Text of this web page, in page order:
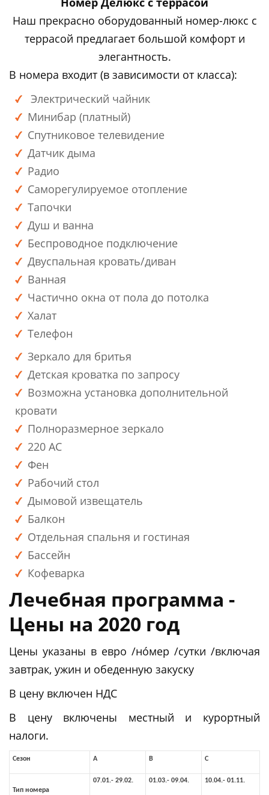
Наш прекрасно оборудованный номер-люкс с
террасой предлагает большой комфорт и
элегантность.
В номера входит (в зависимости от класса):
Электрический чайник
Минибар (платный)
Спутниковое телевидение
Датчик дыма
Радио
Саморегулируемое отопление
Тапочки
Душ и ванна
Беспроводное подключение
Двуспальная кровать/диван
Ванная
Частично окна от пола до потолка
Халат
Телефон
Зеркало для бритья
Детская кроватка по запросу
Возможна установка дополнительной
кровати
Полноразмерное зеркало
220 AC
Фен
Рабочий стол
Дымовой извещатель
Балкон
Отдельная спальня и гостиная
Бассейн
Кофеварка
Лечебная программа -
Цены на 2020 год
Цены указаны в евро /но́мер /сутки /включая
завтрак, ужин и обеденную закуску
В цену включен НДС
В цену включены местный и курортный
налоги.
Сезон A B C
Тип номера
07.01.- 29.02. 01.03.- 09.04. 10.04.- 01.11.